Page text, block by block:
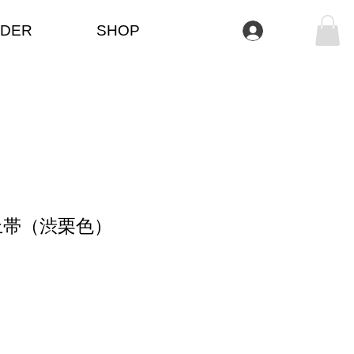
SHOP Iniciar sesión
（渋栗色）